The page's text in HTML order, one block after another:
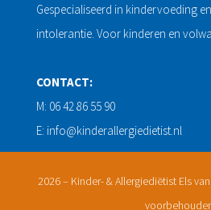
Gespecialiseerd in kindervoeding
intolerantie. Voor kinderen en
CONTACT:
M: 06 42 86 55 90
E: info@kinderallergiedietist.nl
2026 – Kinder- & Allergiediëtist Els